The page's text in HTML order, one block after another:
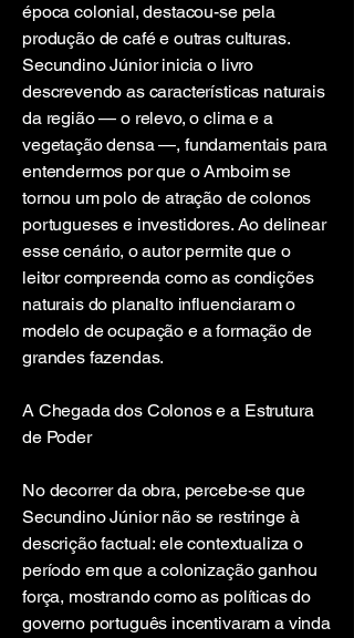
época colonial, destacou-se pela
produção de café e outras culturas.
Secundino Júnior inicia o livro
descrevendo as características naturais
da região — o relevo, o clima e a
vegetação densa —, fundamentais para
entendermos por que o Amboim se
tornou um polo de atração de colonos
portugueses e investidores. Ao delinear
esse cenário, o autor permite que o
leitor compreenda como as condições
naturais do planalto influenciaram o
modelo de ocupação e a formação de
grandes fazendas.
A Chegada dos Colonos e a Estrutura
de Poder
No decorrer da obra, percebe-se que
Secundino Júnior não se restringe à
descrição factual: ele contextualiza o
período em que a colonização ganhou
força, mostrando como as políticas do
governo português incentivaram a vinda